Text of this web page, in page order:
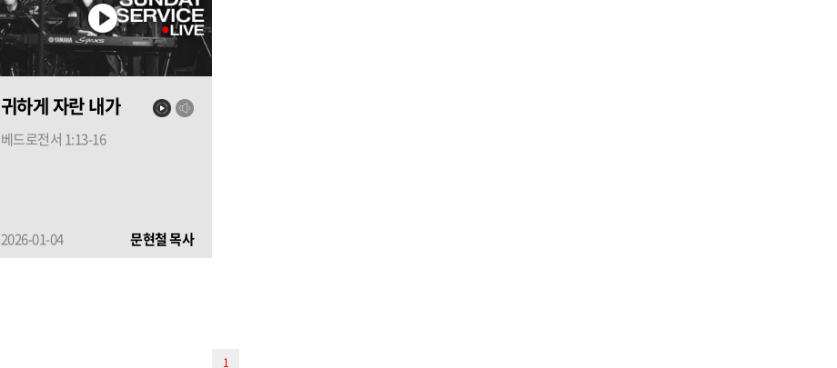
귀하게 자란 내가
베드로전서 1:13-16
2026-01-04 문현철 목사
1